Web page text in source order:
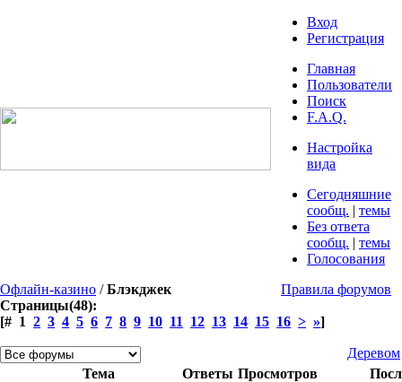
Вход
Регистрация
Главная
Пользователи
Поиск
F.A.Q.
Настройка
вида
Сегодняшние
сообщ. | темы
Без ответа
сообщ. | темы
Голосования
Офлайн-казино /Блэкджек
Правила форумов
Страницы(48):
[# 1 2 3 4 5 6 7 8 9 10 11 12 13 14 15 16 > »]
Деревом
Тема
Ответы Просмотров